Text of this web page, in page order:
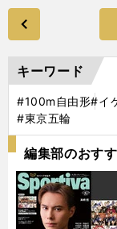
キーワード
#100m自由形#イ
#東京五輪
編集部のおす